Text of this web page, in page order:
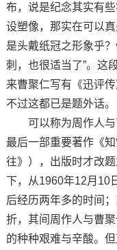
布，说是纪念其实有
设塑像，那实在可以
是头戴纸冠之形象乎
刺，也很适当了”。这
来曹聚仁写有《迅评
不过这都已是题外话。
可以称为周作人与
最后一部重要著作《
往》），出版时才改
下，从1960年12月10
后经历两年多的时间
折，其间周作人与曹
的种种艰难与辛酸。